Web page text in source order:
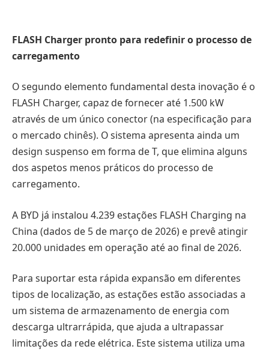
FLASH Charger pronto para redefinir o processo de
carregamento
O segundo elemento fundamental desta inovação é o
FLASH Charger, capaz de fornecer até 1.500 kW
através de um único conector (na especificação para
o mercado chinês). O sistema apresenta ainda um
design suspenso em forma de T, que elimina alguns
dos aspetos menos práticos do processo de
carregamento.
A BYD já instalou 4.239 estações FLASH Charging na
China (dados de 5 de março de 2026) e prevê atingir
20.000 unidades em operação até ao final de 2026.
Para suportar esta rápida expansão em diferentes
tipos de localização, as estações estão associadas a
um sistema de armazenamento de energia com
descarga ultrarrápida, que ajuda a ultrapassar
limitações da rede elétrica. Este sistema utiliza uma